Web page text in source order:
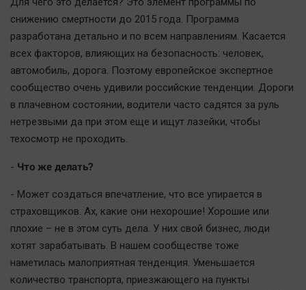
снижению смертности до 2015 года. Программа
разработана детально и по всем направлениям. Касается
всех факторов, влияющих на безопасность: человек,
автомобиль, дорога. Поэтому европейское экспертное
сообщество очень удивили российские тенденции. Дороги
в плачевном состоянии, водители часто садятся за руль
нетрезвыми да при этом еще и ищут лазейки, чтобы
техосмотр не проходить.
- Что же делать?
- Может создаться впечатление, что все упирается в
страховщиков. Ах, какие они нехорошие! Хорошие или
плохие – не в этом суть дела. У них свой бизнес, люди
хотят зарабатывать. В нашем сообществе тоже
наметилась малоприятная тенденция. Уменьшается
количество транспорта, приезжающего на пункты